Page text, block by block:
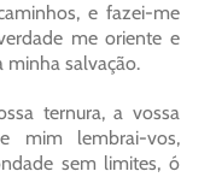
e fazei-me
me oriente e
minha salvação.
ternura, a vossa
mim lembrai-vos,
sem limites, ó